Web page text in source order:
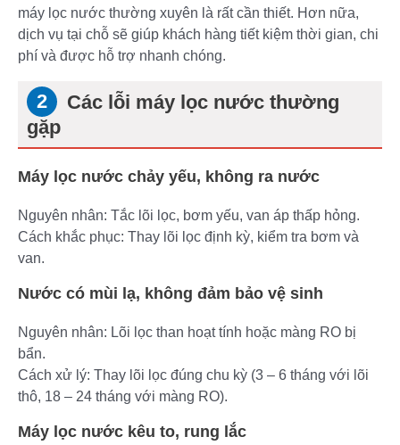
máy lọc nước thường xuyên là rất cần thiết. Hơn nữa,
dịch vụ tại chỗ sẽ giúp khách hàng tiết kiệm thời gian, chi
phí và được hỗ trợ nhanh chóng.
Các lỗi máy lọc nước thường
gặp
Máy lọc nước chảy yếu, không ra nước
Nguyên nhân: Tắc lõi lọc, bơm yếu, van áp thấp hỏng.
Cách khắc phục: Thay lõi lọc định kỳ, kiểm tra bơm và
van.
Nước có mùi lạ, không đảm bảo vệ sinh
Nguyên nhân: Lõi lọc than hoạt tính hoặc màng RO bị
bẩn.
Cách xử lý: Thay lõi lọc đúng chu kỳ (3 – 6 tháng với lõi
thô, 18 – 24 tháng với màng RO).
Máy lọc nước kêu to, rung lắc